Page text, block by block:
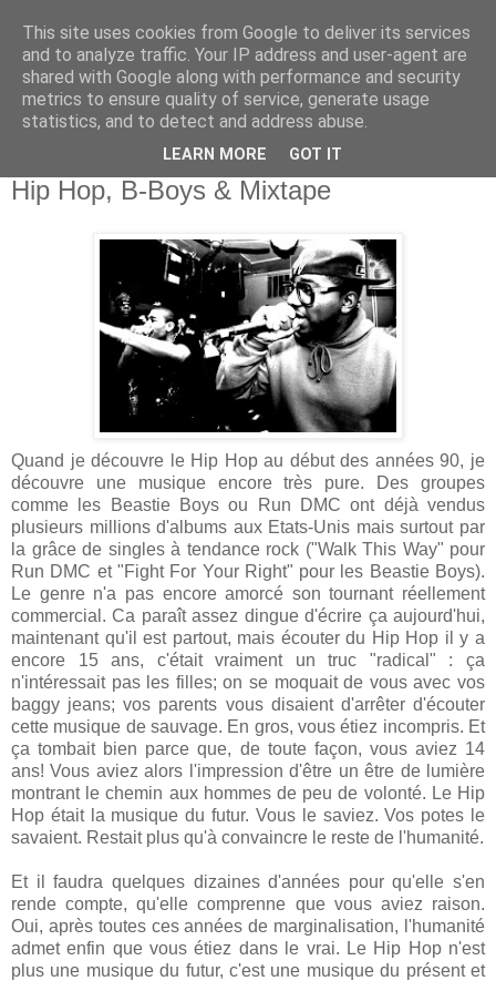
Hip Hop, B-Boys & Mixtape
Quand je découvre le Hip Hop au début des années 90, je
découvre une musique encore très pure. Des groupes
comme les Beastie Boys ou Run DMC ont déjà vendus
plusieurs millions d'albums aux Etats-Unis mais surtout par
la grâce de singles à tendance rock ("Walk This Way" pour
Run DMC et "Fight For Your Right" pour les Beastie Boys).
Le genre n'a pas encore amorcé son tournant réellement
commercial. Ca paraît assez dingue d'écrire ça aujourd'hui,
maintenant qu'il est partout, mais écouter du Hip Hop il y a
encore 15 ans, c'était vraiment un truc "radical" : ça
n'intéressait pas les filles; on se moquait de vous avec vos
baggy jeans; vos parents vous disaient d'arrêter d'écouter
cette musique de sauvage. En gros, vous étiez incompris. Et
ça tombait bien parce que, de toute façon, vous aviez 14
ans! Vous aviez alors l'impression d'être un être de lumière
montrant le chemin aux hommes de peu de volonté. Le Hip
Hop était la musique du futur. Vous le saviez. Vos potes le
savaient. Restait plus qu'à convaincre le reste de l'humanité.
Et il faudra quelques dizaines d'années pour qu'elle s'en
rende compte, qu'elle comprenne que vous aviez raison.
Oui, après toutes ces années de marginalisation, l'humanité
admet enfin que vous étiez dans le vrai. Le Hip Hop n'est
plus une musique du futur, c'est une musique du présent et
This site uses cookies from Google to deliver its services
and to analyze traffic. Your IP address and user-agent are
shared with Google along with performance and security
metrics to ensure quality of service, generate usage
statistics, and to detect and address abuse.
LEARN MORE GOT IT